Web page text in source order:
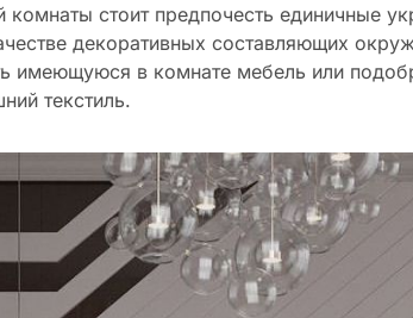
комнаты стоит предпочесть единичные
декоративных составляющих
имеющуюся в комнате мебель или
текстиль.